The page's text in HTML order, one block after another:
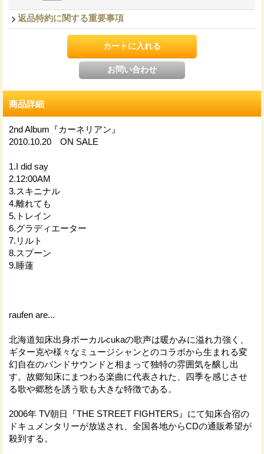
返品特約に関する重要事項
商品詳細
2nd Album『カーネリアン』
2010.10.20 ON SALE
1.I did say
2.12:00AM
3.スキニナル
4.離れても
5.トレイン
6.グラディエーター
7.リルト
8.スプーン
9.睡蓮
raufen are...
北海道知床出身ボーカルcukaの歌声は暖かみに溢れ力強く、
ギター克や様々なミュージシャンとのコラボから生まれる変
幻自在のバンドサウンドと相まって独特の雰囲気を醸し出
す。故郷知床にまつわる楽曲に代表された、四季を感じさせ
る歌や郷愁を誘う歌も大きな特徴である。
2006年 TV朝日『THE STREET FIGHTERS』にて知床合宿の
ドキュメンタリーが放送され、全国各地からCDの通販希望が
殺到する。